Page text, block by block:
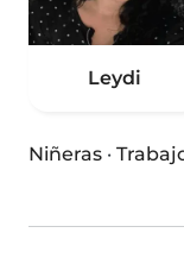
Leydi
Niñeras ·